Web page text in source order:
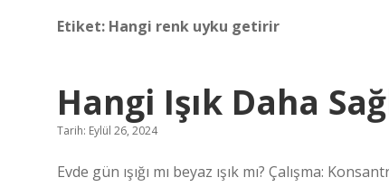
Etiket: Hangi renk uyku getirir
Hangi Işık Daha
Tarih: Eylül 26, 2024
Evde gün ışığı mı beyaz ışık mı? Çalışma: